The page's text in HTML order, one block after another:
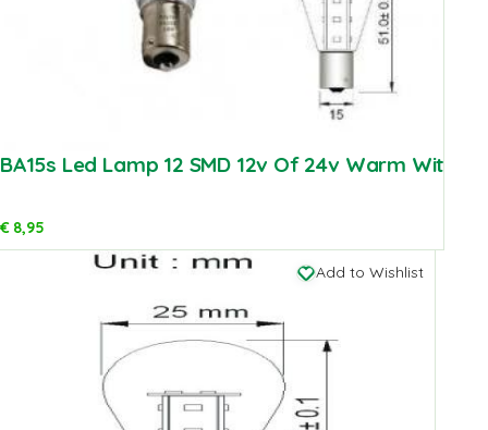
BA15s Led Lamp 12 SMD 12v Of 24v Warm Wit
€8,95
Add to Wishlist